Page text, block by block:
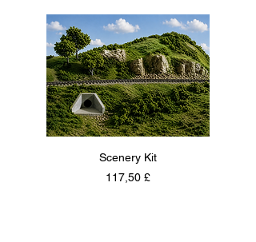
Scenery Kit
Prezzo
117,50 £